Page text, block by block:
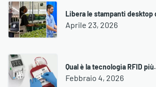
Libera le stampanti desktop
Aprile 23, 2026
Qual è la tecnologia RFID
Febbraio 4, 2026